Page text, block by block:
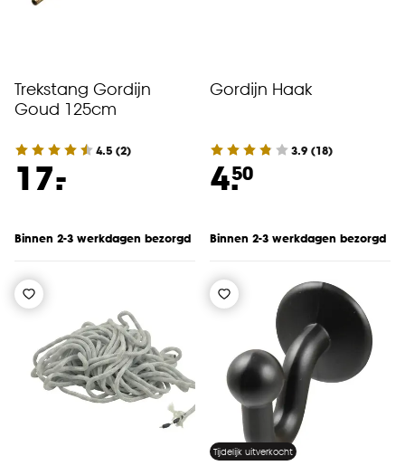
Trekstang Gordijn
Goud 125cm
4.5 (2)
17.
-
Binnen 2-3 werkdagen bezorgd
Gordijn Haak
3.9 (18)
4.50
Binnen 2-3 werkdagen bezorgd
Tijdelijk uitverkocht